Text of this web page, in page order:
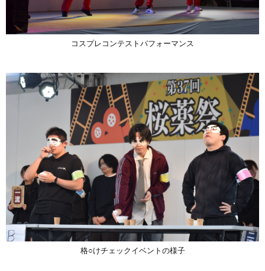
コスプレコンテストパフォーマンス
格○けチェックイベントの様子